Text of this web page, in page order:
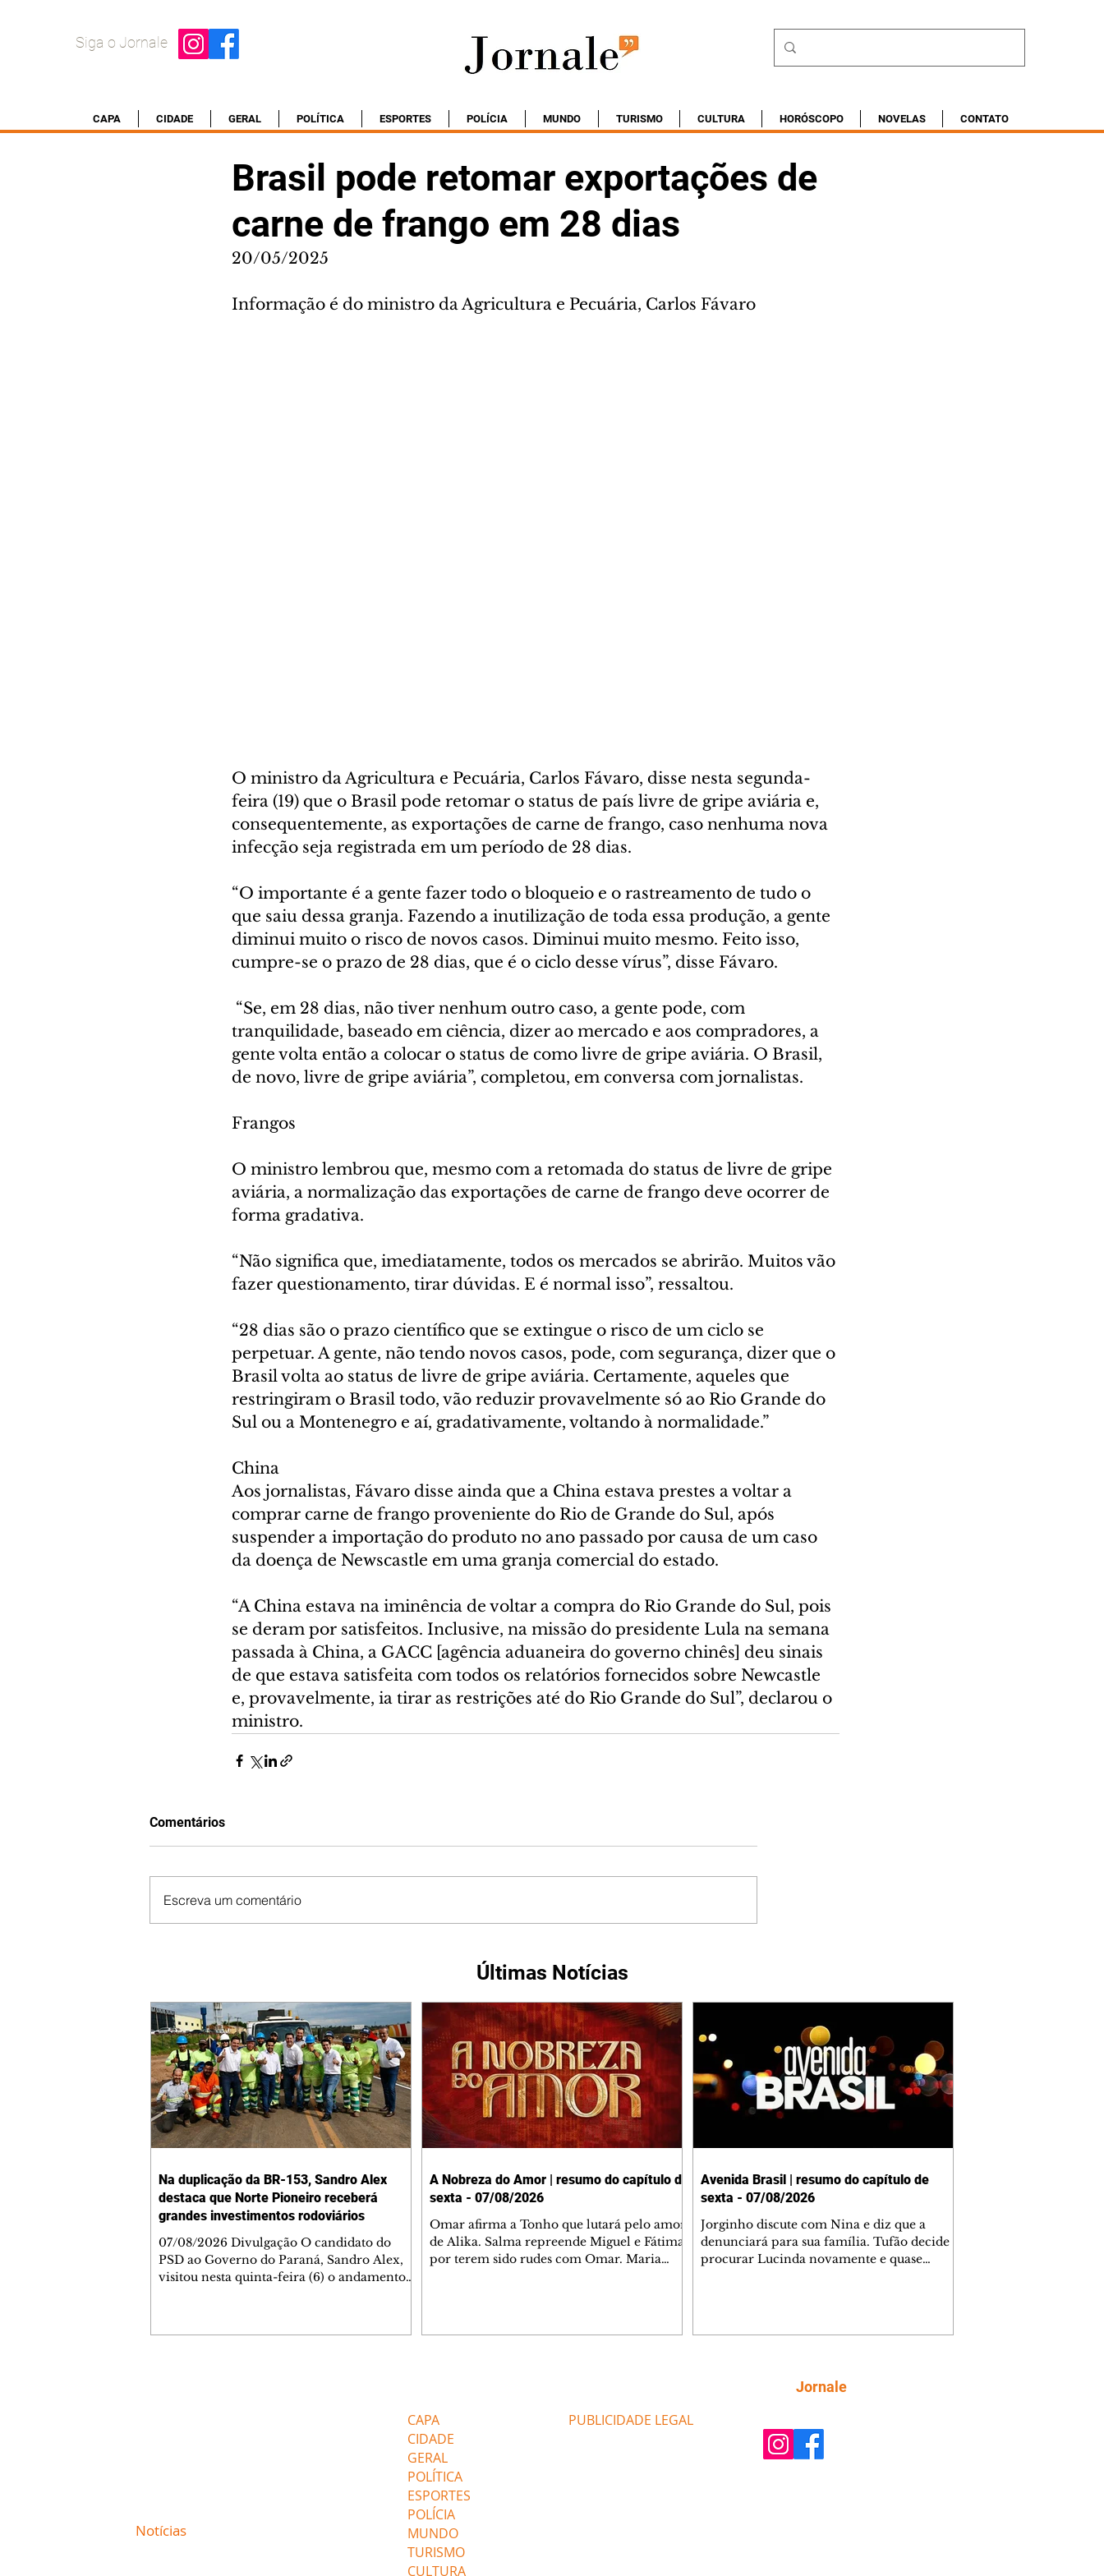
Siga o Jornale
CAPA CIDADE GERAL POLÍTICA ESPORTES POLÍCIA MUNDO TURISMO CULTURA HORÓSCOPO NOVELAS CONTATO
Brasil pode retomar exportações de
carne de frango em 28 dias
20/05/2025
Informação é do ministro da Agricultura e Pecuária, Carlos Fávaro
O ministro da Agricultura e Pecuária, Carlos Fávaro, disse nesta segunda-
feira (19) que o Brasil pode retomar o status de país livre de gripe aviária e,
consequentemente, as exportações de carne de frango, caso nenhuma nova
infecção seja registrada em um período de 28 dias.
“O importante é a gente fazer todo o bloqueio e o rastreamento de tudo o
que saiu dessa granja. Fazendo a inutilização de toda essa produção, a gente
diminui muito o risco de novos casos. Diminui muito mesmo. Feito isso,
cumpre-se o prazo de 28 dias, que é o ciclo desse vírus”, disse Fávaro.
“Se, em 28 dias, não tiver nenhum outro caso, a gente pode, com
tranquilidade, baseado em ciência, dizer ao mercado e aos compradores, a
gente volta então a colocar o status de como livre de gripe aviária. O Brasil,
de novo, livre de gripe aviária”, completou, em conversa com jornalistas.
Frangos
O ministro lembrou que, mesmo com a retomada do status de livre de gripe
aviária, a normalização das exportações de carne de frango deve ocorrer de
forma gradativa.
“Não significa que, imediatamente, todos os mercados se abrirão. Muitos vão
fazer questionamento, tirar dúvidas. E é normal isso”, ressaltou.
“28 dias são o prazo científico que se extingue o risco de um ciclo se
perpetuar. A gente, não tendo novos casos, pode, com segurança, dizer que o
Brasil volta ao status de livre de gripe aviária. Certamente, aqueles que
restringiram o Brasil todo, vão reduzir provavelmente só ao Rio Grande do
Sul ou a Montenegro e aí, gradativamente, voltando à normalidade.”
China
Aos jornalistas, Fávaro disse ainda que a China estava prestes a voltar a
comprar carne de frango proveniente do Rio de Grande do Sul, após
suspender a importação do produto no ano passado por causa de um caso
da doença de Newscastle em uma granja comercial do estado.
“A China estava na iminência de voltar a compra do Rio Grande do Sul, pois
se deram por satisfeitos. Inclusive, na missão do presidente Lula na semana
passada à China, a GACC [agência aduaneira do governo chinês] deu sinais
de que estava satisfeita com todos os relatórios fornecidos sobre Newcastle
e, provavelmente, ia tirar as restrições até do Rio Grande do Sul”, declarou o
ministro.
Comentários
Escreva um comentário
Últimas Notícias
Na duplicação da BR-153, Sandro Alex
destaca que Norte Pioneiro receberá
grandes investimentos rodoviários
07/08/2026 Divulgação O candidato do
PSD ao Governo do Paraná, Sandro Alex,
visitou nesta quinta-feira (6) o andamento
duplicação contempla 50,6 quilômetros da
A Nobreza do Amor | resumo do capítulo de
sexta - 07/08/2026
Omar afirma a Tonho que lutará pelo amor
de Alika. Salma repreende Miguel e Fátima
por terem sido rudes com Omar. Maria
Kênia reveja sua decisão de se juntar aos
rebel
Avenida Brasil | resumo do capítulo de
sexta - 07/08/2026
Jorginho discute com Nina e diz que a
denunciará para sua família. Tufão decide
procurar Lucinda novamente e quase
passe de Roni por causa de sua sexualidade.
Notícias
CAPA
CIDADE
GERAL
POLÍTICA
ESPORTES
POLÍCIA
MUNDO
TURISMO
CULTURA
PUBLICIDADE LEGAL
Jornale